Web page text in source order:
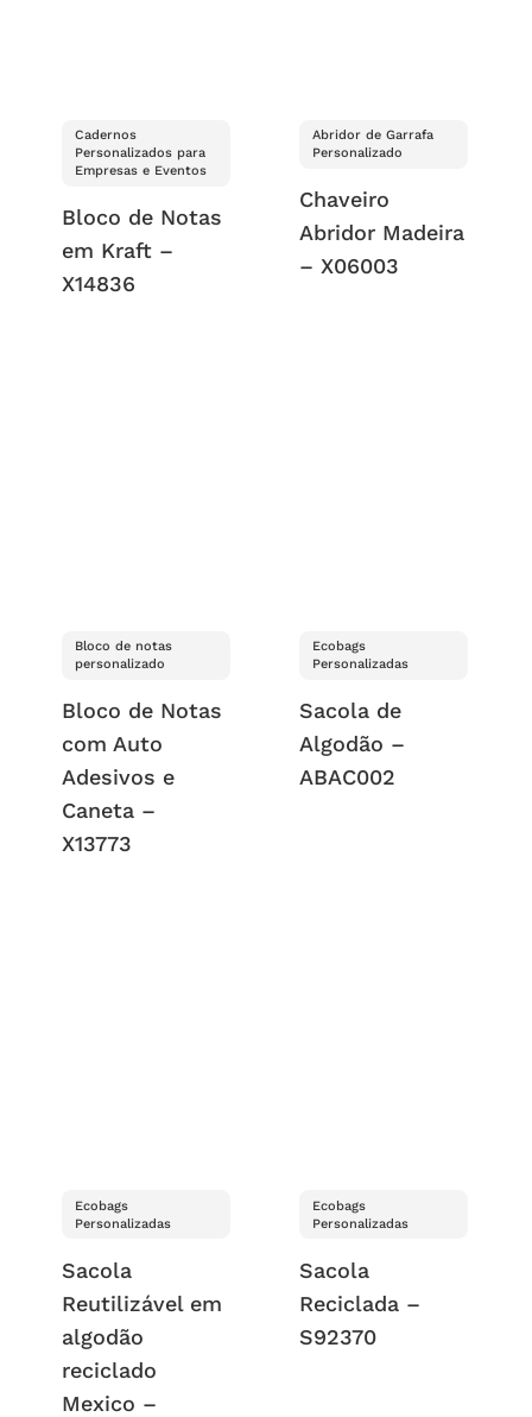
Cadernos
Personalizados para
Empresas e Eventos
Bloco de Notas
em Kraft –
X14836
Abridor de Garrafa
Personalizado
Chaveiro
Abridor Madeira
– X06003
Bloco de notas
personalizado
Bloco de Notas
com Auto
Adesivos e
Caneta –
X13773
Ecobags
Personalizadas
Sacola de
Algodão –
ABAC002
Ecobags
Personalizadas
Sacola
Reutilizável em
algodão
reciclado
Mexico –
Ecobags
Personalizadas
Sacola
Reciclada –
S92370